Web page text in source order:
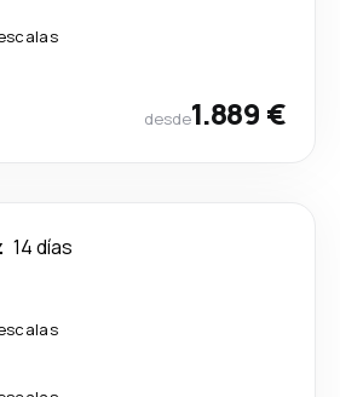
desde1.889 €
14 días